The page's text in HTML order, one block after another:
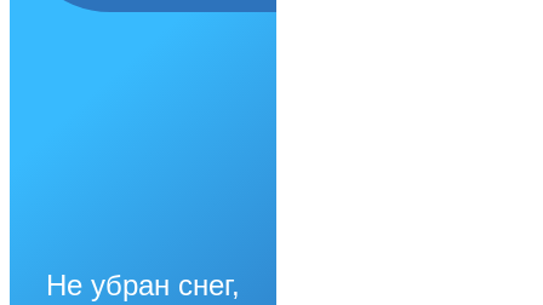
Не убран снег,